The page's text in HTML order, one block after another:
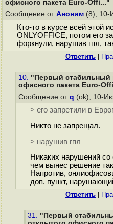
офисного пакета Euro-Offi..."
Сообщение от Аноним (8), 10-
Кто-то в курсе всей этой
ONLYOFFICE, потом его
форкнули, нарушив гпл,
Ответить
10. "Первый стабильный
офисного пакета Euro-
Сообщение от q (ok), 10-
> его запретили в
Никто не запрещал.
> нарушив гпл
Никаких нарушений
чем вынес решение
Напротив,
доп. пункт,
Ответить
31. "Первый